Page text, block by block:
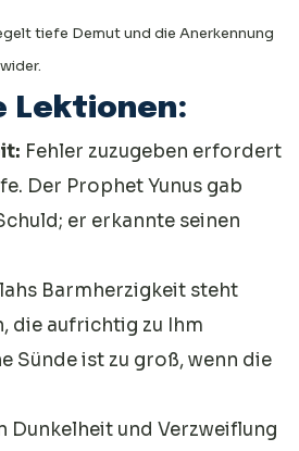
tiefe Demut und die Anerkennung
Lektionen:
Fehler zuzugeben erfordert
Der Prophet Yunus gab
er erkannte seinen
Barmherzigkeit steht
die aufrichtig zu Ihm
Sünde ist zu groß, wenn die
Dunkelheit und Verzweiflung